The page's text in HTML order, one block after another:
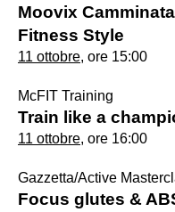
Moovix
Fitness Style
11 ottobre, ore 15:00
McFIT Training
Train like a
11 ottobre, ore 16:00
Gazzetta/Active
Focus glutes &